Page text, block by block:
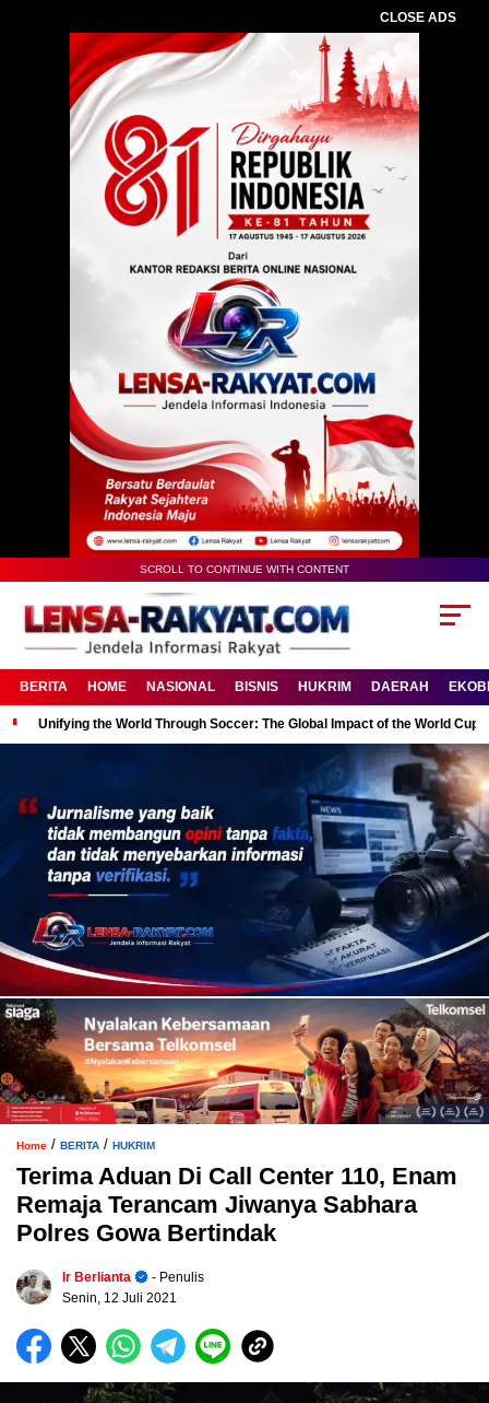
CLOSE ADS
SCROLL TO CONTINUE WITH CONTENT
BERITA HOME NASIONAL BISNIS HUKRIM DAERAH
Unifying the World Through Soccer: The Global Impact of the World Cup
Home / BERITA / HUKRIM
Terima Aduan Di Call Center 110, Enam
Remaja Terancam Jiwanya Sabhara
Polres Gowa Bertindak
Ir Berlianta
- Penulis
Senin, 12 Juli 2021